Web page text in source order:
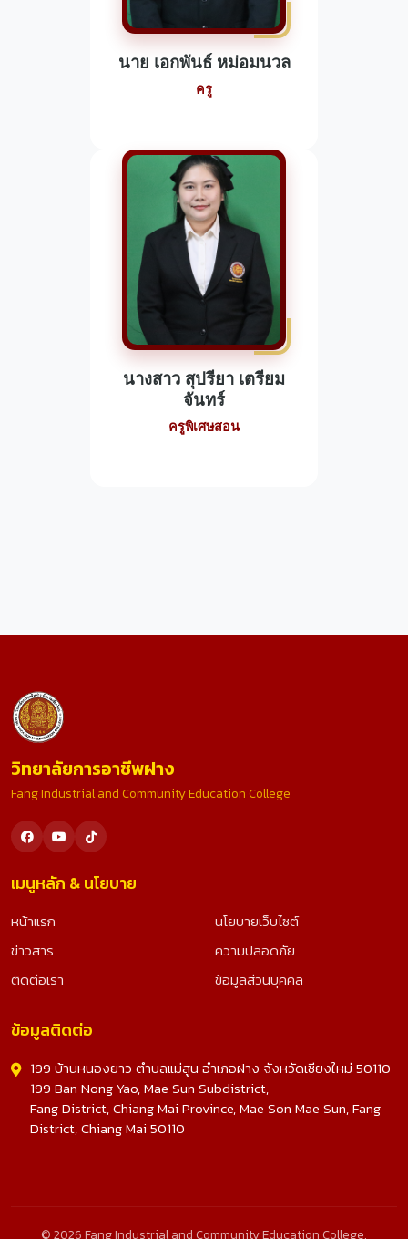
นาย เอกพันธ์ หม่อมนวล
ครู
นางสาว สุปรียา เตรียม
จันทร์
ครูพิเศษสอน
วิทยาลัยการอาชีพฝาง
Fang Industrial and Community Education College
เมนูหลัก & นโยบาย
หน้าแรก
ข่าวสาร
ติดต่อเรา
นโยบายเว็บไซต์
ความปลอดภัย
ข้อมูลส่วนบุคคล
ข้อมูลติดต่อ
199 บ้านหนองยาว ตำบลแม่สูน อำเภอฝาง จังหวัดเชียงใหม่ 50110
199 Ban Nong Yao, Mae Sun Subdistrict,
Fang District, Chiang Mai Province, Mae Son Mae Sun, Fang
District, Chiang Mai 50110
© 2026 Fang Industrial and Community Education College.